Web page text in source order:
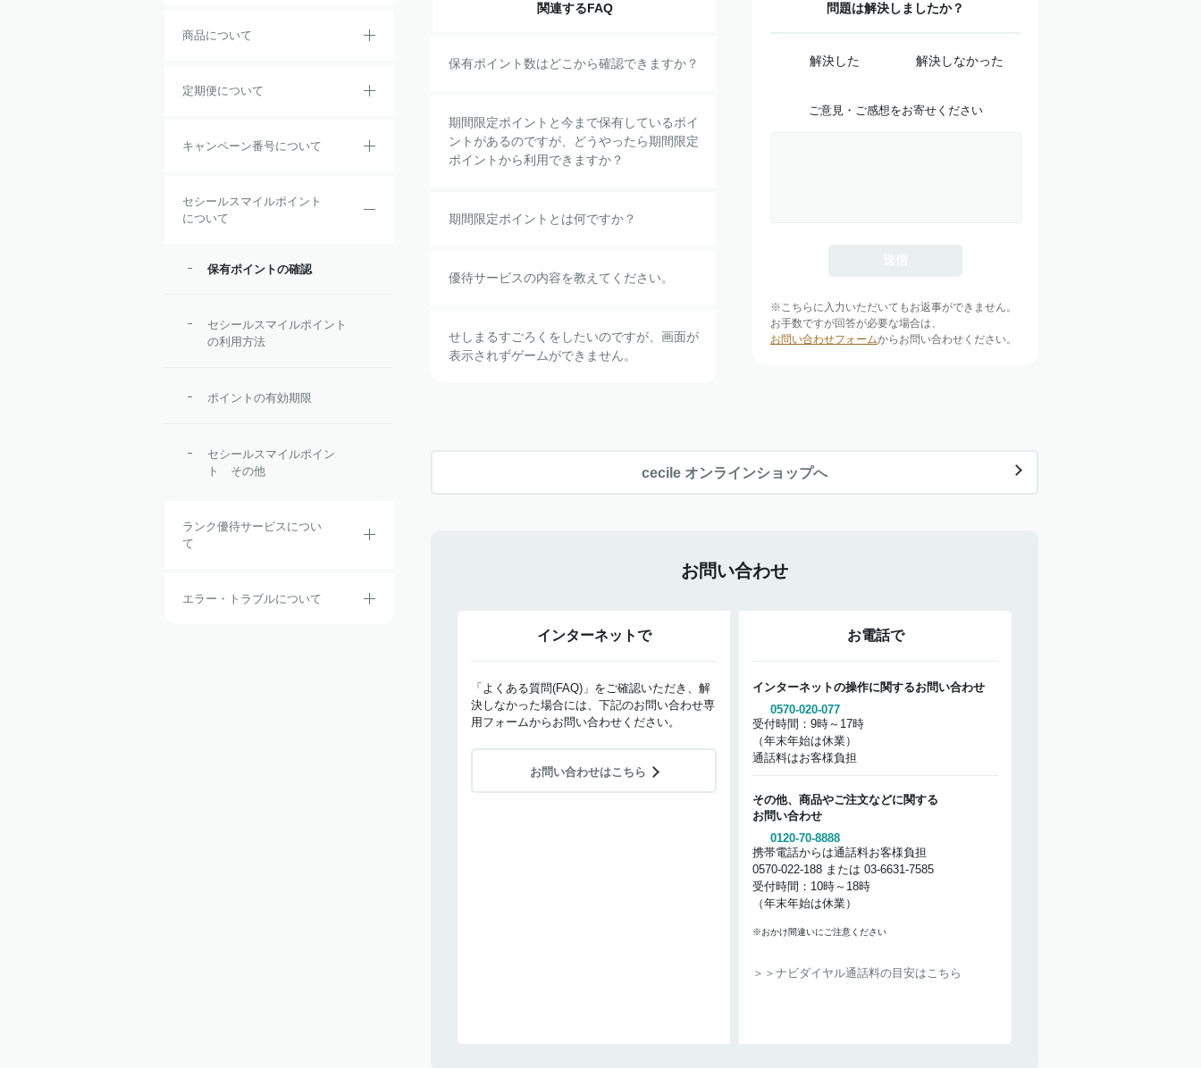
商品について
定期便について
キャンペーン番号について
セシールスマイルポイント
について
保有ポイントの確認
セシールスマイルポイント
の利用方法
ポイントの有効期限
セシールスマイルポイン
ト その他
ランク優待サービスについ
て
エラー・トラブルについて
関連するFAQ
保有ポイント数はどこから確認できますか？
期間限定ポイントと今まで保有しているポイ
ントがあるのですが、どうやったら期間限定
ポイントから利用できますか？
期間限定ポイントとは何ですか？
優待サービスの内容を教えてください。
せしまるすごろくをしたいのですが、画面が
表示されずゲームができません。
問題は解決しましたか？
解決した 解決しなかった
ご意見・ご感想をお寄せください
※こちらに入力いただいてもお返事ができません。
お手数ですが回答が必要な場合は、
お問い合わせフォームからお問い合わせください。
cecile オンラインショップへ
お問い合わせ
インターネットで
「よくある質問(FAQ)」をご確認いただき、解
決しなかった場合には、下記のお問い合わせ専
用フォームからお問い合わせください。
お問い合わせはこちら
お電話で
インターネットの操作に関するお問い合わせ
0570-020-077
受付時間：9時～17時
（年末年始は休業）
通話料はお客様負担
その他、商品やご注文などに関する
お問い合わせ
0120-70-8888
携帯電話からは通話料お客様負担
0570-022-188 または 03-6631-7585
受付時間：10時～18時
（年末年始は休業）
※おかけ間違いにご注意ください
＞＞ナビダイヤル通話料の目安はこちら